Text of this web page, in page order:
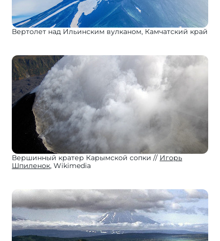
Вертолет над Ильинским вулканом, Камчатский край
Вершинный кратер Карымской сопки
Игорь
Шпиленок, Wikimedia